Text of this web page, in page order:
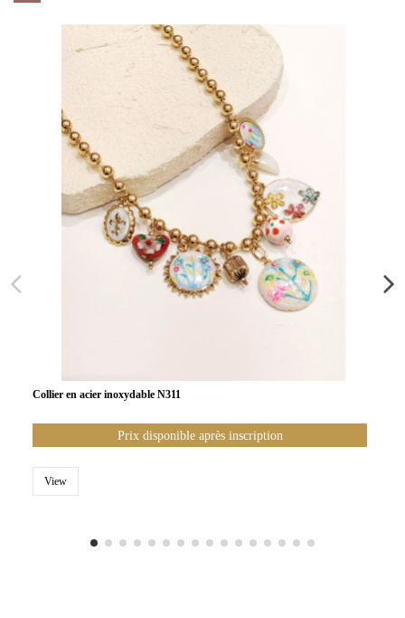
Collier en acier inoxydable N311
Prix disponible après inscription
View